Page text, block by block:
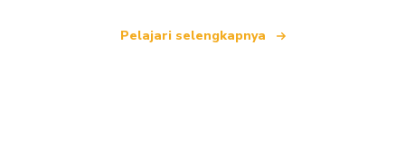
Pelajari selengkapnya